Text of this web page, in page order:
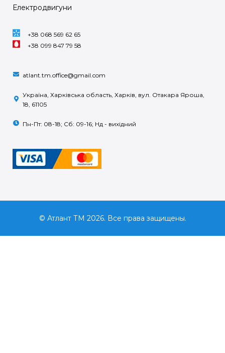
Електродвигуни
+38 068 569 62 65
+38 099 847 79 58
atlant.tm.office@gmail.com
Україна, Харківська область, Харків, вул. Отакара Яроша,
18, 61105
Пн-Пт: 08-18; Сб: 09-16; Нд - вихідний
© Атлант ТМ 2026. Все права защищены.